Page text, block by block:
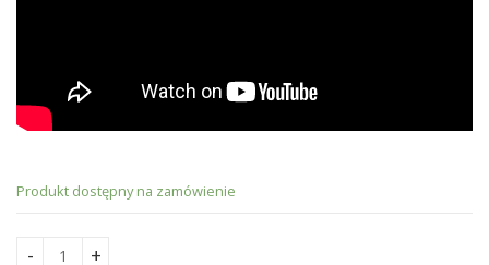
Produkt dostępny na zamówienie